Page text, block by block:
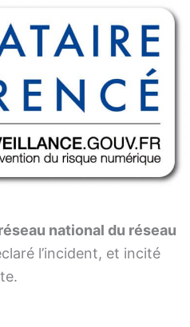
national du réseau
l’incident, et incité